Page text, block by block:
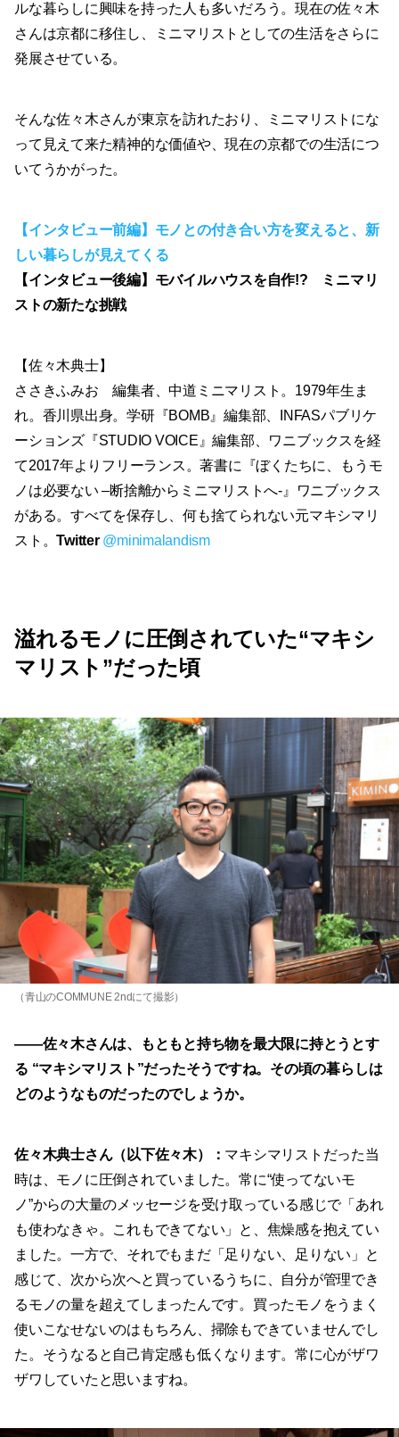
ルな暮らしに興味を持った人も多いだろう。現在の佐々木
さんは京都に移住し、ミニマリストとしての生活をさらに
発展させている。
そんな佐々木さんが東京を訪れたおり、ミニマリストにな
って見えて来た精神的な価値や、現在の京都での生活につ
いてうかがった。
【インタビュー前編】モノとの付き合い方を変えると、新
しい暮らしが見えてくる
【インタビュー後編】モバイルハウスを自作!? ミニマリ
ストの新たな挑戦
【佐々木典士】
ささきふみお 編集者、中道ミニマリスト。1979年生ま
れ。香川県出身。学研『BOMB』編集部、INFASパブリケ
ーションズ『STUDIO VOICE』編集部、ワニブックスを経
て2017年よりフリーランス。著書に『ぼくたちに、もうモ
ノは必要ない –断捨離からミニマリストへ-』ワニブックス
がある。すべてを保存し、何も捨てられない元マキシマリ
スト。Twitter @minimalandism
溢れるモノに圧倒されていた“マキシ
マリスト”だった頃
（青山のCOMMUNE 2ndにて撮影）
——佐々木さんは、もともと持ち物を最大限に持とうとす
る “マキシマリスト”だったそうですね。その頃の暮らしは
どのようなものだったのでしょうか。
佐々木典士さん（以下佐々木）： マキシマリストだった当
時は、モノに圧倒されていました。常に“使ってないモ
ノ”からの大量のメッセージを受け取っている感じで「あれ
も使わなきゃ。これもできてない」と、焦燥感を抱えてい
ました。一方で、それでもまだ「足りない、足りない」と
感じて、次から次へと買っているうちに、自分が管理でき
るモノの量を超えてしまったんです。買ったモノをうまく
使いこなせないのはもちろん、掃除もできていませんでし
た。そうなると自己肯定感も低くなります。常に心がザワ
ザワしていたと思いますね。